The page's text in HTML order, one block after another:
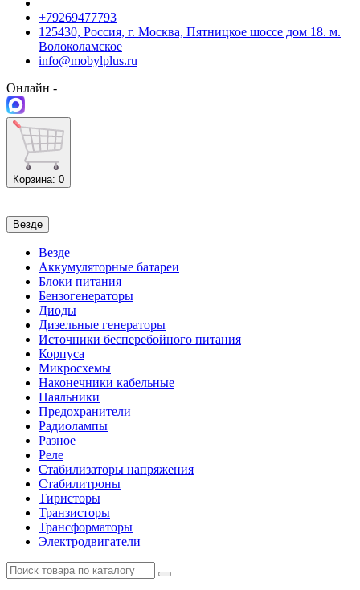
+79269477793
125430, Россия, г. Москва, Пятницкое шоссе дом 18. м.
Волоколамское
info@mobylplus.ru
Онлайн -
Корзина: 0
Везде
Везде
Аккумуляторные батареи
Блоки питания
Бензогенераторы
Диоды
Дизельные генераторы
Источники бесперебойного питания
Корпуса
Микросхемы
Наконечники кабельные
Паяльники
Предохранители
Радиолампы
Разное
Реле
Стабилизаторы напряжения
Стабилитроны
Тиристоры
Транзисторы
Трансформаторы
Электродвигатели